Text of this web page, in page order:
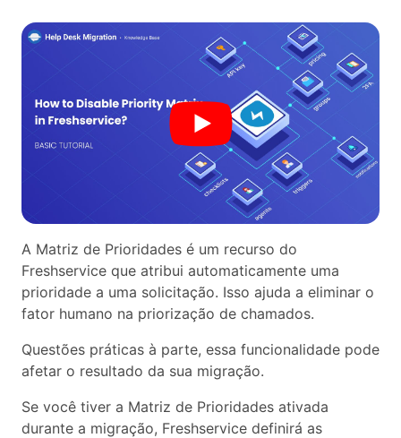
A Matriz de Prioridades é um recurso do
Freshservice que atribui automaticamente uma
prioridade a uma solicitação. Isso ajuda a eliminar o
fator humano na priorização de chamados.
Questões práticas à parte, essa funcionalidade pode
afetar o resultado da sua migração.
Se você tiver a Matriz de Prioridades ativada
durante a migração, Freshservice definirá as